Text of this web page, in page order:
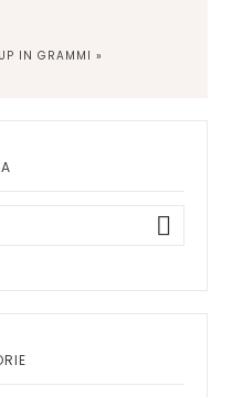
IN GRAMMI »